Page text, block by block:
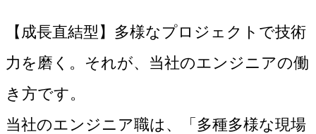
【成長直結型】多様なプロジェクトで技術
力を磨く。それが、当社のエンジニアの働
き方です。
当社のエンジニア職は、「多種多様な現場